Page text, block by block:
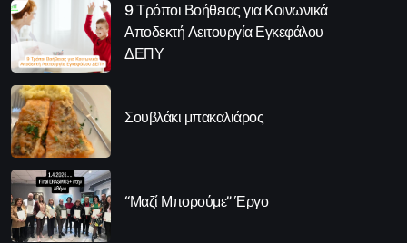
9 Τρόποι Βοήθειας για Κοινωνικά
Αποδεκτή Λειτουργία Εγκεφάλου
ΔΕΠΥ
Σουβλάκι μπακαλιάρος
“Μαζί Μπορούμε” Έργο